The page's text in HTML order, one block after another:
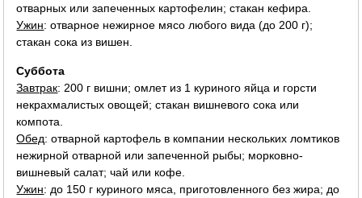
отварных или запеченных картофелин; стакан кефира.
Ужин: отварное нежирное мясо любого вида (до 200 г);
стакан сока из вишен.
Суббота
Завтрак: 200 г вишни; омлет из 1 куриного яйца и горсти
некрахмалистых овощей; стакан вишневого сока или
компота.
Обед: отварной картофель в компании нескольких ломтиков
нежирной отварной или запеченной рыбы; морковно-
вишневый салат; чай или кофе.
Ужин: до 150 г куриного мяса, приготовленного без жира; до